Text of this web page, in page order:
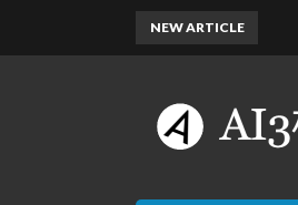
NEW ARTICLE